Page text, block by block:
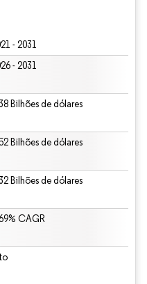
- 2031
- 2031
Bilhões de dólares
Bilhões de dólares
Bilhões de dólares
CAGR